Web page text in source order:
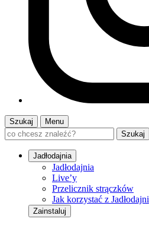
Szukaj
Menu
Szukaj
Jadłodajnia
Jadłodajnia
Live’y
Przelicznik strączków
Jak korzystać z Jadłodajni
Zainstaluj